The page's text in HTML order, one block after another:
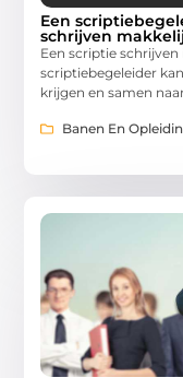
Een
schrijven
Een scriptie schrijven
scriptiebegeleider
krijgen en samen
Banen En